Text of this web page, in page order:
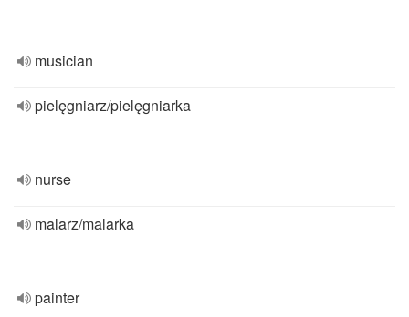
musician
pielęgniarz/pielęgniarka
nurse
malarz/malarka
painter